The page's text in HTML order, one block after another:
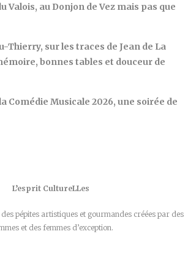
Valois, au Donjon de Vez mais pas que
Thierry, sur les traces de Jean de La
bonnes tables et douceur de
Comédie Musicale 2026, une soirée de
L’esprit CultureLLes
pépites artistiques et gourmandes créées par des
et des femmes d’exception.